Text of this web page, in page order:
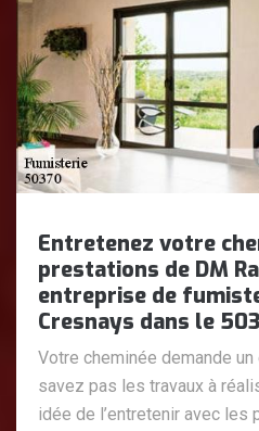
Entretenez votre
prestations de DM
entreprise de
Cresnays dans le
Votre cheminée demande
savez pas les travaux à
idée de l’entretenir avec les